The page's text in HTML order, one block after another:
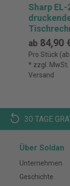
Sharp EL-
farbig
ab84,90
Pro Stück
* zzgl. MwSt.
Versand
30 TAGE
Über Soldan
Unternehmen
Geschichte